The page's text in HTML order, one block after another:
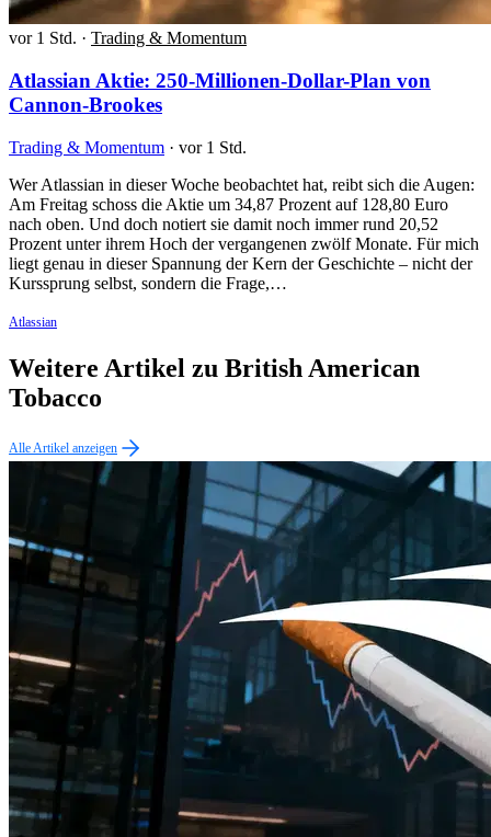
vor 1 Std. · Trading & Momentum
Atlassian Aktie: 250-Millionen-Dollar-Plan von
Cannon-Brookes
Trading & Momentum · vor 1 Std.
Wer Atlassian in dieser Woche beobachtet hat, reibt sich die Augen:
Am Freitag schoss die Aktie um 34,87 Prozent auf 128,80 Euro
nach oben. Und doch notiert sie damit noch immer rund 20,52
Prozent unter ihrem Hoch der vergangenen zwölf Monate. Für mich
liegt genau in dieser Spannung der Kern der Geschichte – nicht der
Kurssprung selbst, sondern die Frage,…
Atlassian
Weitere Artikel zu British American
Tobacco
Alle Artikel anzeigen